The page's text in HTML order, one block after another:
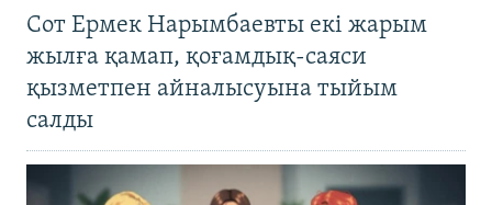
Сот Ермек Нарымбаевты екі жарым
жылға қамап, қоғамдық-саяси
қызметпен айналысуына тыйым
салды